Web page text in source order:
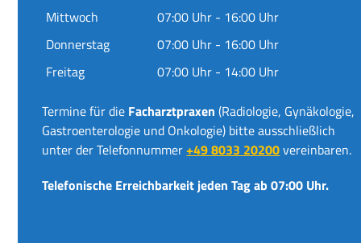
Mittwoch
07:00 Uhr - 16:00 Uhr
Donnerstag
07:00 Uhr - 16:00 Uhr
Freitag
07:00 Uhr - 14:00 Uhr
Termine für die Facharztpraxen (Radiologie, Gynäkologie,
Gastroenterologie und Onkologie) bitte ausschließlich
unter der Telefonnummer+49 8033 20200vereinbaren.
Telefonische Erreichbarkeit jeden Tag ab 07:00 Uhr.